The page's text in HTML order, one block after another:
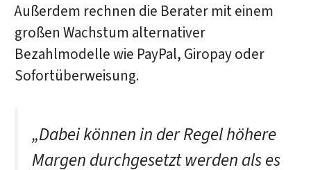
Außerdem rechnen die Berater mit einem
großen Wachstum alternativer
Bezahlmodelle wie PayPal, Giropay oder
Sofortüberweisung.
„Dabei können in der Regel höhere
Margen durchgesetzt werden als es